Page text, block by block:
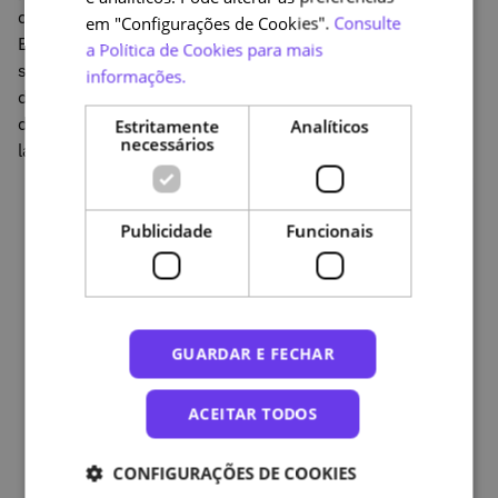
da formação, poderá conhecer o conjunto de Direitos
Europeus do Consumidor Online, aprender a identificar
sites de comércio online fidedignos e a escolher formas
de pagamento seguras. Vai também conhecer as
diferentes burlas e fraudes online e aprender a reportá-
las.
em "Configurações de Cookies". Consulte
a Política de Cookies para mais
informações.
Estritamente
necessários
Analíticos
Publicidade Funcionais
GUARDAR E FECHAR
ACEITAR TODOS
CONFIGURAÇÕES DE COOKIES